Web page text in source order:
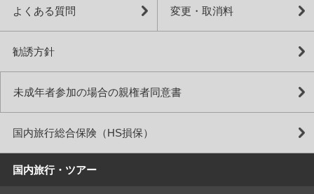
よくある質問 変更・取消料
勧誘方針
未成年者参加の場合の親権者同意書
国内旅行総合保険（HS損保）
国内旅行・ツアー